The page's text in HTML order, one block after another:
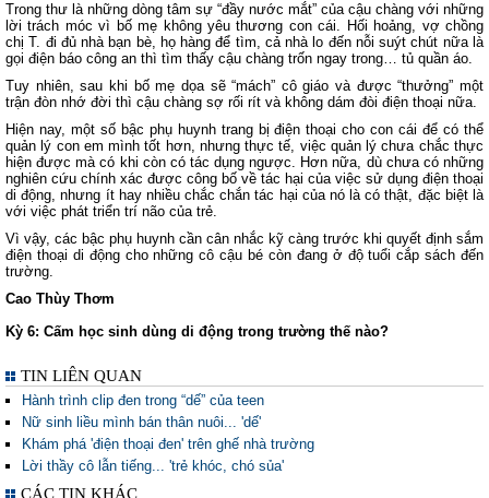
Trong thư là những dòng tâm sự “đầy nước mắt” của cậu chàng với những
lời trách móc vì bố mẹ không yêu thương con cái. Hối hoảng, vợ chồng
chị T. đi đủ nhà bạn bè, họ hàng để tìm, cả nhà lo đến nỗi suýt chút nữa là
gọi điện báo công an thì tìm thấy cậu chàng trốn ngay trong… tủ quần áo.
Tuy nhiên, sau khi bố mẹ dọa sẽ “mách” cô giáo và được “thưởng” một
trận đòn nhớ đời thì cậu chàng sợ rối rít và không dám đòi điện thoại nữa.
Hiện nay, một số bậc phụ huynh trang bị điện thoại cho con cái để có thể
quản lý con em mình tốt hơn, nhưng thực tế, việc quản lý chưa chắc thực
hiện được mà có khi còn có tác dụng ngược. Hơn nữa, dù chưa có những
nghiên cứu chính xác được công bố về tác hại của việc sử dụng điện thoại
di động, nhưng ít hay nhiều chắc chắn tác hại của nó là có thật, đặc biệt là
với việc phát triển trí não của trẻ.
Vì vậy, các bậc phụ huynh cần cân nhắc kỹ càng trước khi quyết định sắm
điện thoại di động cho những cô cậu bé còn đang ở độ tuổi cắp sách đến
trường.
Cao Thùy Thơm
Kỳ 6: Cấm học sinh dùng di động trong trường thế nào?
TIN LIÊN QUAN
Hành trình clip đen trong “dế” của teen
Nữ sinh liều mình bán thân nuôi... 'dế'
Khám phá 'điện thoại đen' trên ghế nhà trường
Lời thầy cô lẫn tiếng... 'trẻ khóc, chó sủa'
CÁC TIN KHÁC